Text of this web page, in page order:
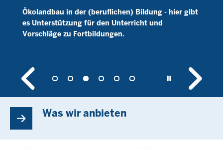
Buchen Sie unsere Newsletter zum Ökolandbau in
NRW und/oder zum Öko-Gemüsebau, zu finden im
Service-Bereich.
Was wir anbieten